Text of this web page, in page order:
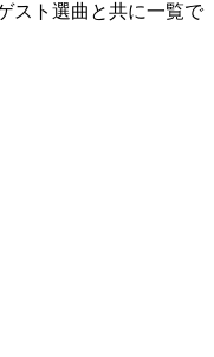
スト選曲と共に一覧で